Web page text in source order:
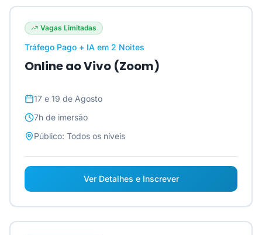
Vagas Limitadas
Tráfego Pago + IA em 2 Noites
Online ao Vivo (Zoom)
17 e 19 de Agosto
7h de imersão
Público: Todos os níveis
Ver Detalhes e Inscrever